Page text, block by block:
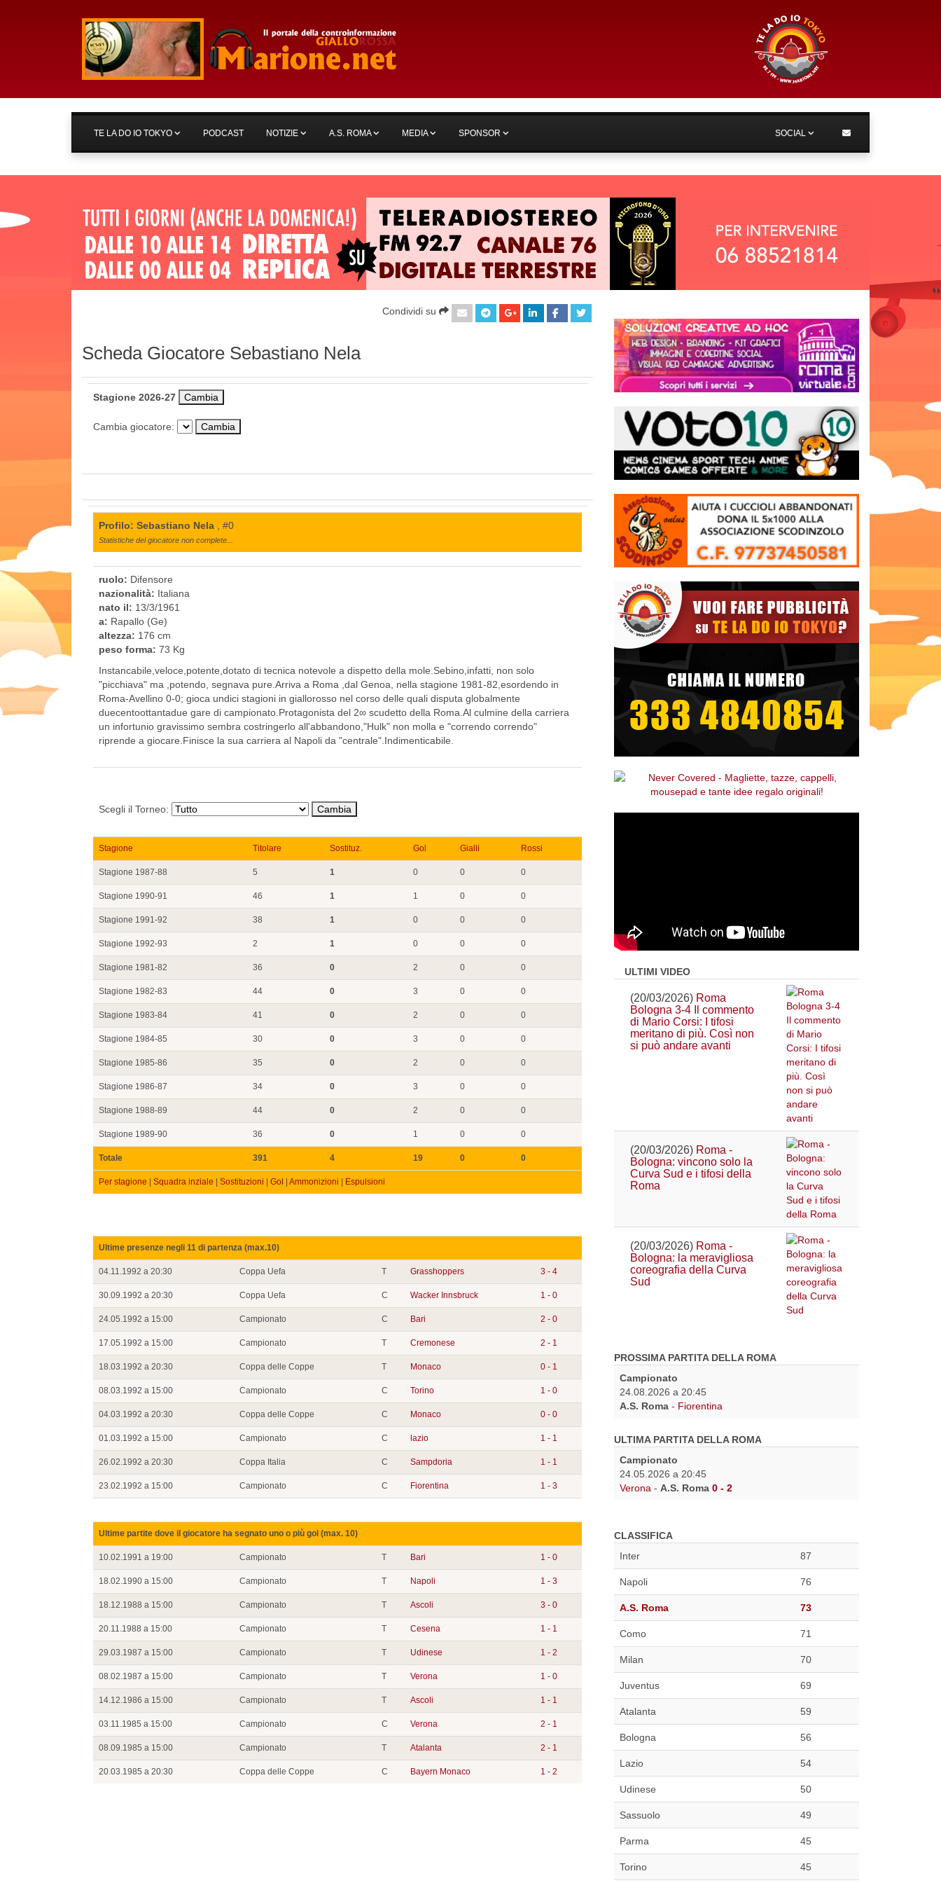
TE LA DO IO TOKYO PODCAST NOTIZIE A.S. ROMA MEDIA SPONSOR SOCIAL
Condividi su
Scheda Giocatore Sebastiano Nela
Stagione 2026-27
Cambia giocatore:
Profilo: Sebastiano Nela , #0
Statistiche del giocatore non complete...
ruolo: Difensore
nazionalità: Italiana
nato il: 13/3/1961
a: Rapallo (Ge)
altezza: 176 cm
peso forma: 73 Kg
Instancabile,veloce,potente,dotato di tecnica notevole a dispetto della mole.Sebino,infatti, non solo
"picchiava" ma ,potendo, segnava pure.Arriva a Roma ,dal Genoa, nella stagione 1981-82,esordendo in
Roma-Avellino 0-0; gioca undici stagioni in giallorosso nel corso delle quali disputa globalmente
duecentoottantadue gare di campionato.Protagonista del 2∞ scudetto della Roma.Al culmine della carriera
un infortunio gravissimo sembra costringerlo all'abbandono,"Hulk" non molla e "correndo correndo"
riprende a giocare.Finisce la sua carriera al Napoli da "centrale".Indimenticabile.
Scegli il Torneo:
Stagione Titolare Sostituz. Gol Gialli Rossi
Stagione 1987-88 5 1 0 0 0
Stagione 1990-91 46 1 1 0 0
Stagione 1991-92 38 1 0 0 0
Stagione 1992-93 2 1 0 0 0
Stagione 1981-82 36 0 2 0 0
Stagione 1982-83 44 0 3 0 0
Stagione 1983-84 41 0 2 0 0
Stagione 1984-85 30 0 3 0 0
Stagione 1985-86 35 0 2 0 0
Stagione 1986-87 34 0 3 0 0
Stagione 1988-89 44 0 2 0 0
Stagione 1989-90 36 0 1 0 0
Totale 391 4 19 0 0
Per stagione | Squadra inziale | Sostituzioni | Gol | Ammonizioni | Espulsioni
Ultime presenze negli 11 di partenza (max.10)
04.11.1992 a 20:30 Coppa Uefa T Grasshoppers 3 - 4
30.09.1992 a 20:30 Coppa Uefa C Wacker Innsbruck 1 - 0
24.05.1992 a 15:00 Campionato C Bari 2 - 0
17.05.1992 a 15:00 Campionato T Cremonese 2 - 1
18.03.1992 a 20:30 Coppa delle Coppe T Monaco 0 - 1
08.03.1992 a 15:00 Campionato C Torino 1 - 0
04.03.1992 a 20:30 Coppa delle Coppe C Monaco 0 - 0
01.03.1992 a 15:00 Campionato C lazio 1 - 1
26.02.1992 a 20:30 Coppa Italia C Sampdoria 1 - 1
23.02.1992 a 15:00 Campionato C Fiorentina 1 - 3
Ultime partite dove il giocatore ha segnato uno o più gol (max. 10)
10.02.1991 a 19:00 Campionato T Bari 1 - 0
18.02.1990 a 15:00 Campionato T Napoli 1 - 3
18.12.1988 a 15:00 Campionato T Ascoli 3 - 0
20.11.1988 a 15:00 Campionato T Cesena 1 - 1
29.03.1987 a 15:00 Campionato T Udinese 1 - 2
08.02.1987 a 15:00 Campionato T Verona 1 - 0
14.12.1986 a 15:00 Campionato T Ascoli 1 - 1
03.11.1985 a 15:00 Campionato C Verona 2 - 1
08.09.1985 a 15:00 Campionato T Atalanta 2 - 1
20.03.1985 a 20:30 Coppa delle Coppe C Bayern Monaco 1 - 2
ULTIMI VIDEO
(20/03/2026) Roma
Bologna 3-4 Il commento
di Mario Corsi: I tifosi
meritano di più. Così non
si può andare avanti
(20/03/2026) Roma -
Bologna: vincono solo la
Curva Sud e i tifosi della
Roma
(20/03/2026) Roma -
Bologna: la meravigliosa
coreografia della Curva
Sud
PROSSIMA PARTITA DELLA ROMA
Campionato
24.08.2026 a 20:45
A.S. Roma - Fiorentina
ULTIMA PARTITA DELLA ROMA
Campionato
24.05.2026 a 20:45
Verona - A.S. Roma 0 - 2
CLASSIFICA
Inter
87
Napoli 76
A.S. Roma 73
Como 71
Milan 70
Juventus 69
Atalanta 59
Bologna 56
Lazio 54
Udinese 50
Sassuolo 49
Parma 45
Torino 45